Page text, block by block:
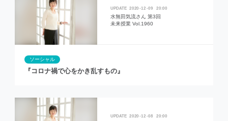
2020 12 09 20:00
水無田気流さん 第3回
未来授業 Vol.1960
ソーシャル
『コロナ禍で心をかき乱すもの』
2020 12 08 20:00